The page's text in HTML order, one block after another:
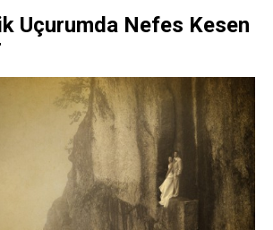
Uçurumda Nefes Kesen